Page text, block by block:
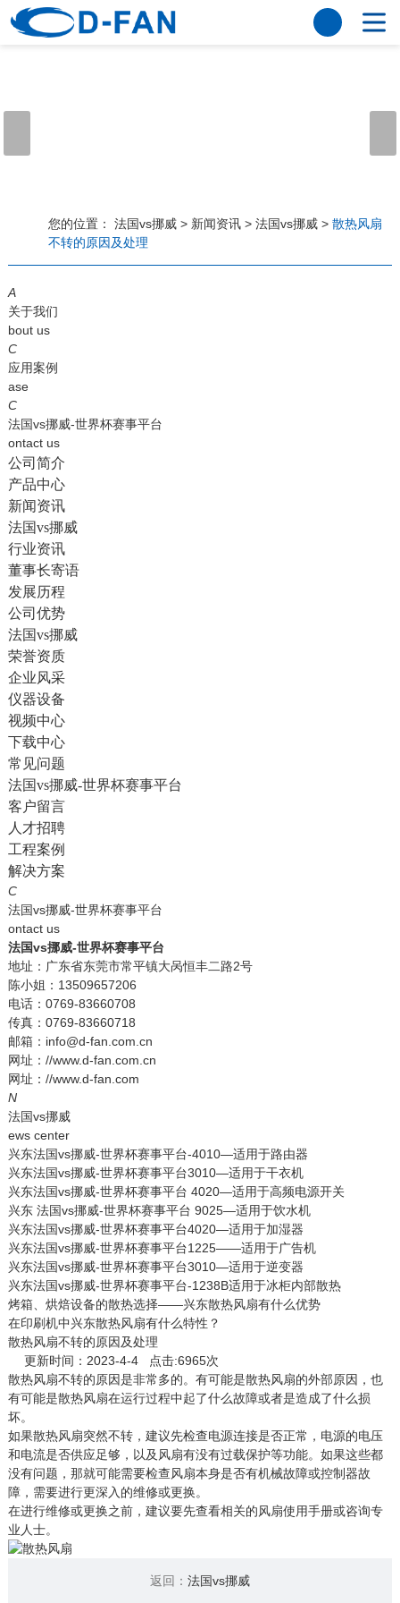
法国vs挪威
应用案例
工程案例
解决方案
新闻资讯
法国vs挪威
行业资讯
常见问题
法国vs挪威-世界杯赛事平台
您的位置： 法国vs挪威> 新闻资讯> 法国vs挪威> 散热风扇
不转的原因及处理
A
关于我们
bout us
C
应用案例
ase
C
法国vs挪威-世界杯赛事平台
ontact us
公司简介
产品中心
新闻资讯
法国vs挪威
行业资讯
董事长寄语
发展历程
公司优势
法国vs挪威
荣誉资质
企业风采
仪器设备
视频中心
下载中心
常见问题
法国vs挪威-世界杯赛事平台
客户留言
人才招聘
工程案例
解决方案
C
法国vs挪威-世界杯赛事平台
ontact us
法国vs挪威-世界杯赛事平台
地址：广东省东莞市常平镇大呙恒丰二路2号
陈小姐：13509657206
电话：0769-83660708
传真：0769-83660718
邮箱：info@d-fan.com.cn
网址：//www.d-fan.com.cn
网址：//www.d-fan.com
N
法国vs挪威
ews center
兴东法国vs挪威-世界杯赛事平台-4010—适用于路由器
兴东法国vs挪威-世界杯赛事平台3010—适用于干衣机
兴东法国vs挪威-世界杯赛事平台 4020—适用于高频电源开关
兴东 法国vs挪威-世界杯赛事平台 9025—适用于饮水机
兴东法国vs挪威-世界杯赛事平台4020—适用于加湿器
兴东法国vs挪威-世界杯赛事平台1225——适用于广告机
兴东法国vs挪威-世界杯赛事平台3010—适用于逆变器
兴东法国vs挪威-世界杯赛事平台-1238B适用于冰柜内部散热
烤箱、烘焙设备的散热选择——兴东散热风扇有什么优势
在印刷机中兴东散热风扇有什么特性？
散热风扇不转的原因及处理
更新时间：2023-4-4 点击:6965次
散热风扇不转的原因是非常多的。有可能是散热风扇的外部原因，也
有可能是散热风扇在运行过程中起了什么故障或者是造成了什么损
坏。
如果散热风扇突然不转，建议先检查电源连接是否正常，电源的电压
和电流是否供应足够，以及风扇有没有过载保护等功能。如果这些都
没有问题，那就可能需要检查风扇本身是否有机械故障或控制器故
障，需要进行更深入的维修或更换。
在进行维修或更换之前，建议要先查看相关的风扇使用手册或咨询专
业人士。
返回： 法国vs挪威